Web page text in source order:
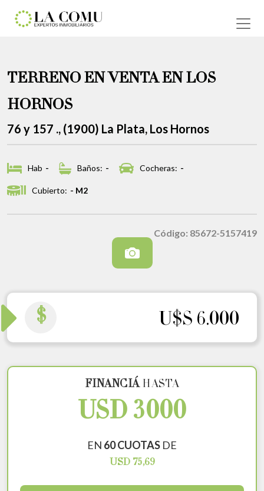
TERRENO EN VENTA EN LOS
HORNOS
76 y 157 ., (1900) La Plata, Los Hornos
Hab - Baños: - Cocheras: -
Cubierto: - M2
Código: 85672-5157419
$ U$S 6.000
FINANCIÁHASTA
USD 3000
EN 60 CUOTAS DE
USD 75,69